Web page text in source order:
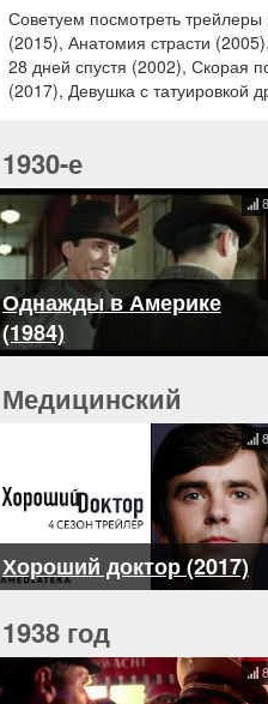
Советуем посмотреть
(2015), Анатомия страсти
28 дней спустя (2002), Скорая
(2017), Девушка с татуировкой
1930-е
Однажды в Америке
(1984)
Медицинский
Хороший доктор (2017)
1938 год